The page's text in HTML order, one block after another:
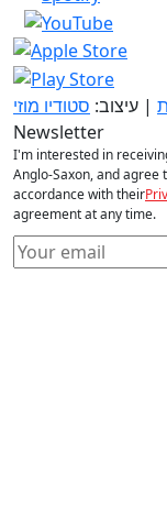
| עיצוב: סטודיו מוזי
Newsletter
I'm interested in
Anglo-Saxon, and agree
accordance with their
agreement at any time.